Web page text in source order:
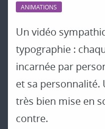
ANIMATIONS
Un vidéo
typographie :
incarnée par
et sa personnalité.
très bien mise en
contre.